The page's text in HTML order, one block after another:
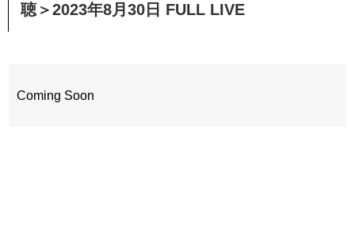
聴＞2023年8月30日 FULL LIVE
Coming Soon